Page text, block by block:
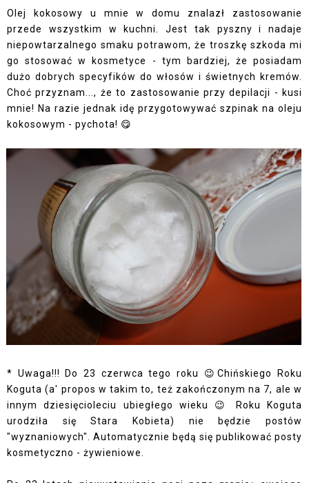
Olej kokosowy u mnie w domu znalazł zastosowanie
przede wszystkim w kuchni. Jest tak pyszny i nadaje
niepowtarzalnego smaku potrawom, że troszkę szkoda mi
go stosować w kosmetyce - tym bardziej, że posiadam
dużo dobrych specyfików do włosów i świetnych kremów.
Choć przyznam..., że to zastosowanie przy depilacji - kusi
mnie! Na razie jednak idę przygotowywać szpinak na oleju
kokosowym - pychota! 😋
* Uwaga!!! Do 23 czerwca tego roku 😉Chińskiego Roku
Koguta (a' propos w takim to, też zakończonym na 7, ale w
innym dziesięcioleciu ubiegłego wieku 😉 Roku Koguta
urodziła się Stara Kobieta) nie będzie postów
"wyznaniowych". Automatycznie będą się publikować posty
kosmetyczno - żywieniowe.